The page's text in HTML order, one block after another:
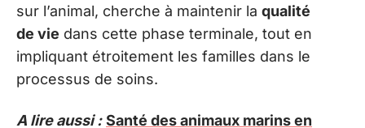
sur l’animal, cherche à maintenir la qualité
de vie dans cette phase terminale, tout en
impliquant étroitement les familles dans le
processus de soins.
A lire aussi : Santé des animaux marins en